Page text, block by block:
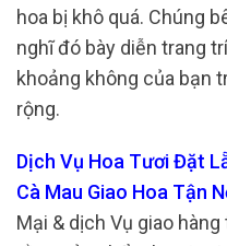
hoa bị khô quá. Chúng
nghĩ đó bày diễn trang
khoảng không của bạn
rộng.
Dịch Vụ Hoa Tươi Đặt
Cà Mau Giao Hoa Tận
Mại & dịch Vụ giao